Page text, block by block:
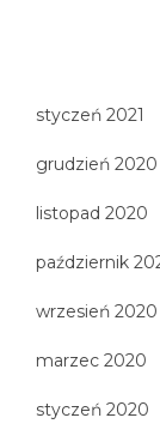
styczeń 2021
grudzień 2020
listopad 2020
październik
wrzesień 2020
marzec 2020
styczeń 2020